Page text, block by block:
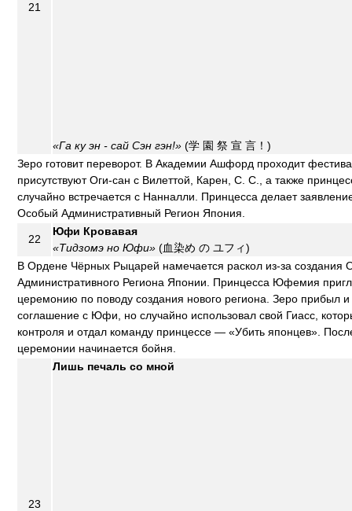
21
«Га ку эн - сай Сэн гэн!» (学 園 祭 宣 言！)
Зеро готовит переворот. В Академии Ашфорд проходит
присутствуют Оги-сан с Вилеттой, Карен, С. С., а также
случайно встречается с Нанналли. Принцесса делает
Особый Административный Регион Япония.
22
Юфи Кровавая
«Тидзомэ но Юфи» (血染め の ユフィ)
В Ордене Чёрных Рыцарей намечается раскол из-за создания
Административного Региона Японии. Принцесса Юфемия
церемонию по поводу создания нового региона. Зеро прибыл и
соглашение с Юфи, но случайно использовал свой Гиасс,
контроля и отдал команду принцессе — «Убить японцев».
церемонии начинается бойня.
23
Лишь печаль со мной